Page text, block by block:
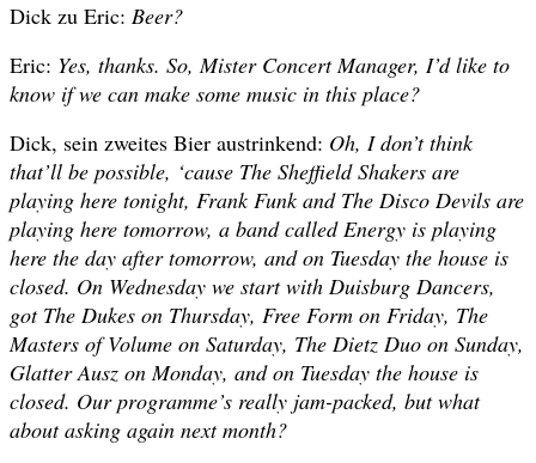
Dick zu Eric: Beer?
Eric: Yes, thanks. So, Mister Concert Manager, I’d like to
know if we can make some music in this place?
Dick, sein zweites Bier austrinkend: Oh, I don’t think
that’ll be possible, ‘cause The Sheffield Shakers are
playing here tonight, Frank Funk and The Disco Devils are
playing here tomorrow, a band called Energy is playing
here the day after tomorrow, and on Tuesday the house is
closed. On Wednesday we start with Duisburg Dancers,
got The Dukes on Thursday, Free Form on Friday, The
Masters of Volume on Saturday, The Dietz Duo on Sunday,
Glatter Ausz on Monday, and on Tuesday the house is
closed. Our programme’s really jam-packed, but what
about asking again next month?